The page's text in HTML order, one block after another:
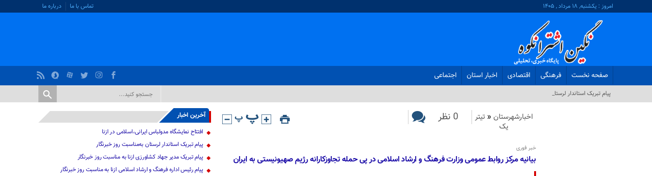
امروز : یکشنبه, ۱۸ مرداد , ۱۴۰۵ تماس با ما درباره ما
صفحه نخست فرهنگی اقتصادی اخبار استان اجتماعی
پیام تبریک استاندار لرستان به‌مناسبت_
اخبارشهرستان « تیتر
یک
0 نظر
خبر فوری
بیانیه مرکز روابط عمومی وزارت فرهنگ و ارشاد اسلامی در پی حمله تجاوزکارانه رژیم صهیونیستی به ایران
آخرین اخبار
افتتاح نمایشگاه مدولباس ایرانی،اسلامی در ازنا
پیام تبریک استاندار لرستان به‌مناسبت روز خبرنگار
پیام تبریک مدیر جهاد کشاورزی ازنا به مناسبت روز خبرنگار
پیام رئیس اداره فرهنگ و ارشاد اسلامی ازنا به مناسبت روز خبرنگار